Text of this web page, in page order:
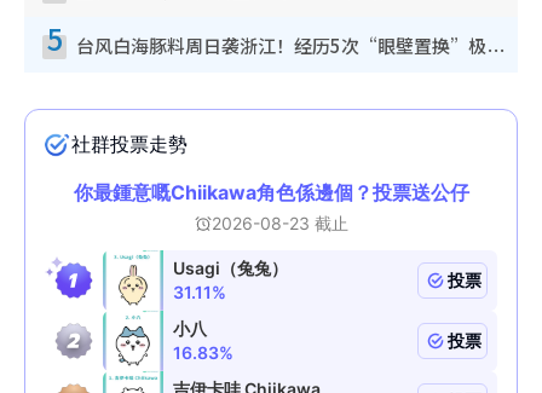
5 台风白海豚料周日袭浙江！经历5次“眼壁置换”极罕见 成登陆内地最长途台风